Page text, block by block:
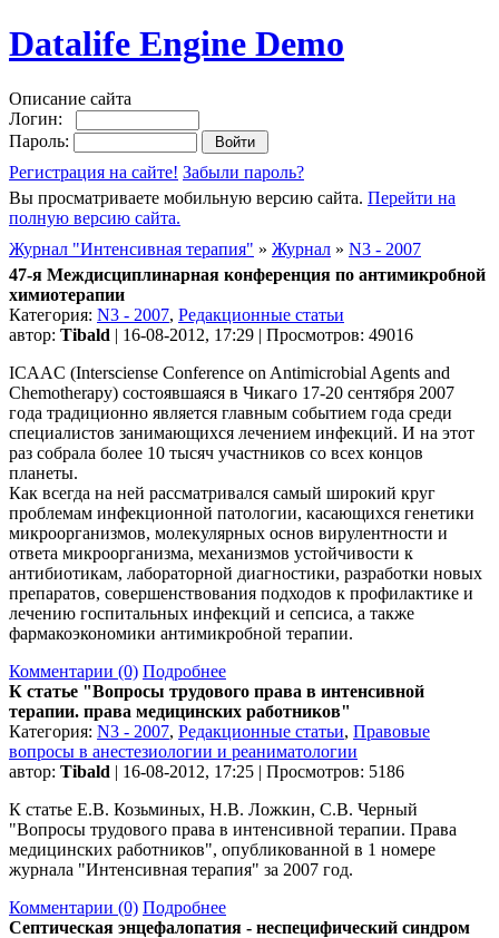
Datalife Engine Demo
Описание сайта
Логин:
Пароль:
Регистрация на сайте! Забыли пароль?
Вы просматриваете мобильную версию сайта. Перейти на
полную версию сайта.
Журнал "Интенсивная терапия" » Журнал » N3 - 2007
47-я Междисциплинарная конференция по антимикробной
химиотерапии
Категория: N3 - 2007, Редакционные статьи
автор: Tibald | 16-08-2012, 17:29 | Просмотров: 49016
ICAAC (Intersciense Conference on Antimicrobial Agents and
Chemotherapy) состоявшаяся в Чикаго 17-20 сентября 2007
года традиционно является главным событием года среди
специалистов занимающихся лечением инфекций. И на этот
раз собрала более 10 тысяч участников со всех концов
планеты.
Как всегда на ней рассматривался самый широкий круг
проблемам инфекционной патологии, касающихся генетики
микроорганизмов, молекулярных основ вирулентности и
ответа микроорганизма, механизмов устойчивости к
антибиотикам, лабораторной диагностики, разработки новых
препаратов, совершенствования подходов к профилактике и
лечению госпитальных инфекций и сепсиса, а также
фармакоэкономики антимикробной терапии.
Комментарии (0) Подробнее
К статье "Вопросы трудового права в интенсивной
терапии. права медицинских работников"
Категория: N3 - 2007, Редакционные статьи, Правовые
вопросы в анестезиологии и реаниматологии
автор: Tibald | 16-08-2012, 17:25 | Просмотров: 5186
К статье Е.В. Козьминых, Н.В. Ложкин, С.В. Черный
"Вопросы трудового права в интенсивной терапии. Права
медицинских работников", опубликованной в 1 номере
журнала "Интенсивная терапия" за 2007 год.
Комментарии (0) Подробнее
Септическая энцефалопатия - неспецифический синдром